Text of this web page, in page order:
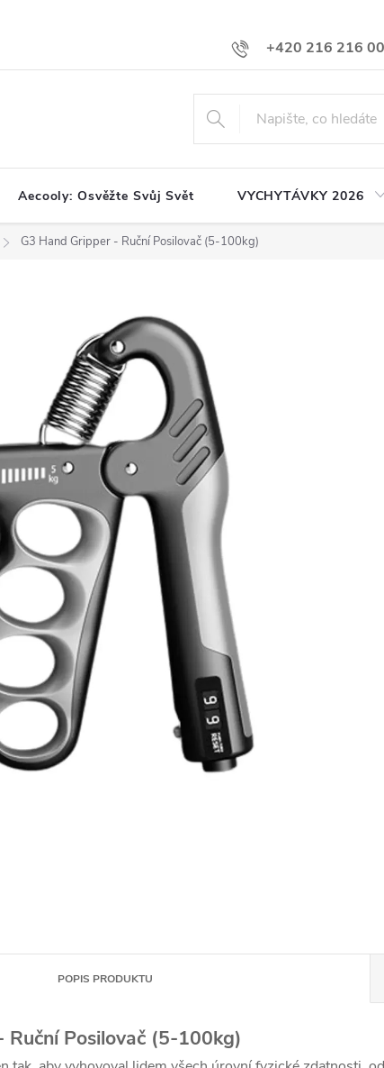
+420 216 216
Aecooly: Osvěžte Svůj Svět VYCHYTÁVKY 2026
G3 Hand Gripper - Ruční Posilovač (5-100kg)
POPIS PRODUKTU
Ruční Posilovač (5-100kg)